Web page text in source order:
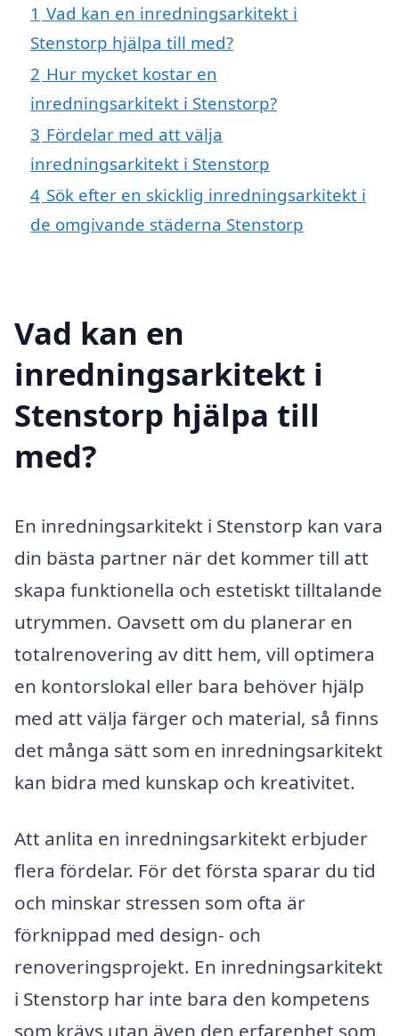
1 Vad kan en inredningsarkitekt i
Stenstorp hjälpa till med?
2 Hur mycket kostar en
inredningsarkitekt i Stenstorp?
3 Fördelar med att välja
inredningsarkitekt i Stenstorp
4 Sök efter en skicklig inredningsarkitekt i
de omgivande städerna Stenstorp
Vad kan en
inredningsarkitekt i
Stenstorp hjälpa till
med?
En inredningsarkitekt i Stenstorp kan vara
din bästa partner när det kommer till att
skapa funktionella och estetiskt tilltalande
utrymmen. Oavsett om du planerar en
totalrenovering av ditt hem, vill optimera
en kontorslokal eller bara behöver hjälp
med att välja färger och material, så finns
det många sätt som en inredningsarkitekt
kan bidra med kunskap och kreativitet.
Att anlita en inredningsarkitekt erbjuder
flera fördelar. För det första sparar du tid
och minskar stressen som ofta är
förknippad med design- och
renoveringsprojekt. En inredningsarkitekt
i Stenstorp har inte bara den kompetens
som krävs utan även den erfarenhet som